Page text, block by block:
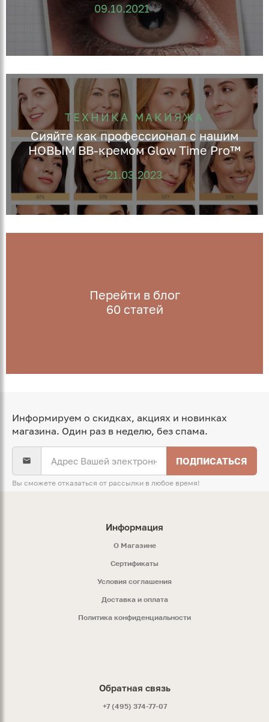
09.10.2021
ТЕХНИКА МАКИЯЖА
Сияйте как профессионал с нашим
НОВЫМ ВВ-кремом Glow Time Pro™
21.03.2023
Перейти в блог
60статей
Информируем о скидках, акциях и новинках
магазина. Один раз в неделю, без спама.
ПОДПИСАТЬСЯ
Вы сможете отказаться от рассылки в любое время!
Информация
O Магазине
Сертификаты
Условия соглашения
Доставка и оплата
Политика конфиденциальности
Обратная связь
+7 (495) 374-77-07